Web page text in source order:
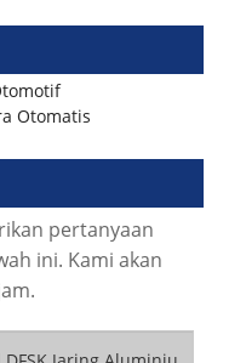
Otomatis
pertanyaan
ini. Kami akan